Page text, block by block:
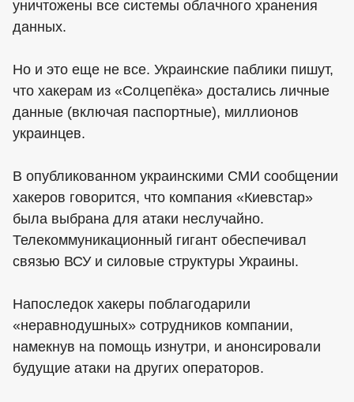
уничтожены все системы облачного хранения
данных.
Но и это еще не все. Украинские паблики пишут,
что хакерам из «Солцепёка» достались личные
данные (включая паспортные), миллионов
украинцев.
В опубликованном украинскими СМИ сообщении
хакеров говорится, что компания «Киевстар»
была выбрана для атаки неслучайно.
Телекоммуникационный гигант обеспечивал
связью ВСУ и силовые структуры Украины.
Напоследок хакеры поблагодарили
«неравнодушных» сотрудников компании,
намекнув на помощь изнутри, и анонсировали
будущие атаки на других операторов.